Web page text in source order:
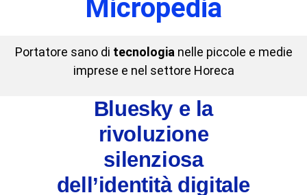
Micropedia
Portatore sano di tecnologia nelle piccole e medie
imprese e nel settore Horeca
Bluesky e la
rivoluzione
silenziosa
dell’identità digitale